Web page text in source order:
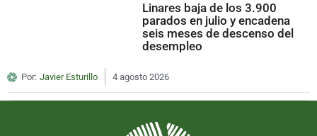
Linares baja de los 3.900
parados en julio y encadena
seis meses de descenso del
desempleo
Por: Javier Esturillo 4 agosto 2026